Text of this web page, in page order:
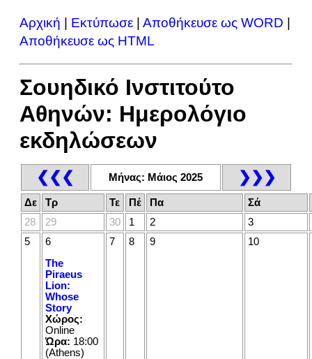
Αρχική Εκτύπωσε Αποθήκευσε ως WORD
Αποθήκευσε ως HTML
Σουηδικό Ινστιτούτο
Αθηνών: Ημερολόγιο
εκδηλώσεων
❮❮❮ Μήνας: Μάιος 2025 ❯❯❯
Δε Τρ Τε Πέ Πα
Σά
28
29 30 1 2
3
5
6
The
Piraeus
Lion:
Whose
Story
Χώρος:
Online
Ώρα: 18:00
(Athens)
7 8 9 10